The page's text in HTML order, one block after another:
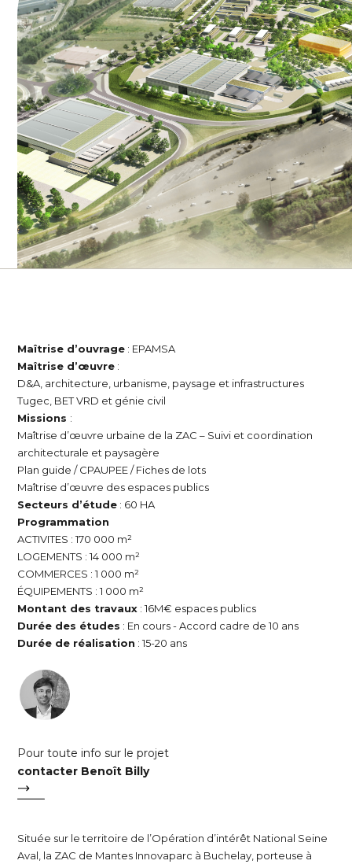
Maîtrise d’ouvrage : EPAMSA
Maîtrise d’œuvre :
D&A, architecture, urbanisme, paysage et infrastructures
Tugec, BET VRD et génie civil
Missions :
Maîtrise d’œuvre urbaine de la ZAC – Suivi et coordination
architecturale et paysagère
Plan guide / CPAUPEE / Fiches de lots
Maîtrise d’œuvre des espaces publics
Secteurs d’étude : 60 HA
Programmation
ACTIVITES : 170 000 m²
LOGEMENTS : 14 000 m²
COMMERCES : 1 000 m²
ÉQUIPEMENTS : 1 000 m²
Montant des travaux : 16M€ espaces publics
Durée des études : En cours - Accord cadre de 10 ans
Durée de réalisation : 15-20 ans
Pour toute info sur le projet
contacter Benoît Billy
Située sur le territoire de l’Opération d’intérêt National Seine
Aval, la ZAC de Mantes Innovaparc à Buchelay, porteuse à